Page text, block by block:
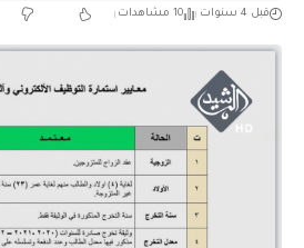
قبل 4 سنوات 10 مشاهدات